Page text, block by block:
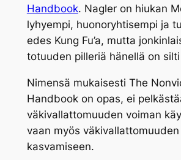
Handbook. Nagler on hiukan
lyhyempi, huonoryhtisempi ja
edes Kung Fu’a, mutta
totuuden pilleriä hänellä on
Nimensä mukaisesti The
Handbook on opas, ei
väkivallattomuuden voiman
vaan myös
kasvamiseen.